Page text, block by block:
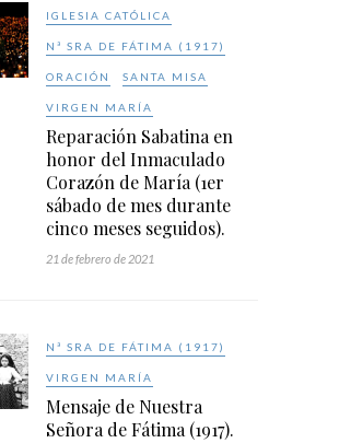
IGLESIA CATÓLICA
Nª SRA DE FÁTIMA (1917)
ORACIÓN SANTA MISA
VIRGEN MARÍA
Reparación Sabatina en
honor del Inmaculado
Corazón de María (1er
sábado de mes durante
cinco meses seguidos).
21 de febrero de 2021
Nª SRA DE FÁTIMA (1917)
VIRGEN MARÍA
Mensaje de Nuestra
Señora de Fátima (1917).